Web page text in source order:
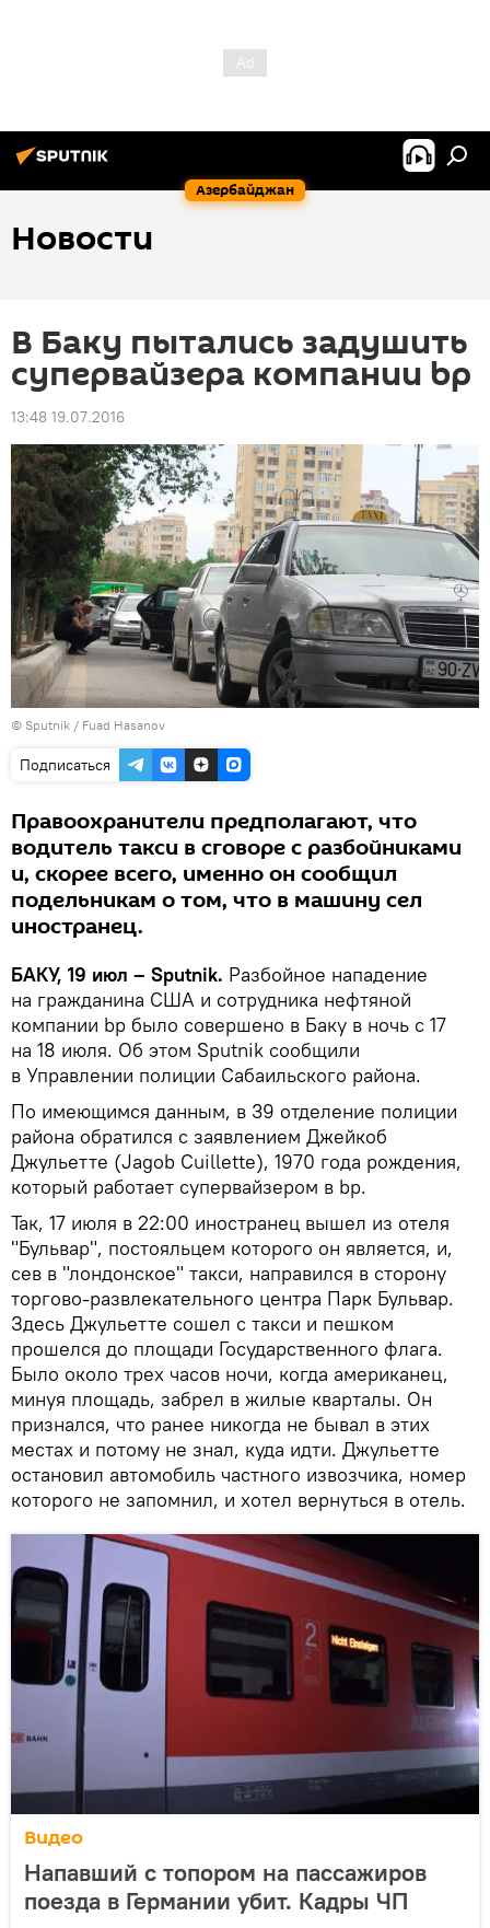
Азербайджан
Новости
В Баку пытались задушить
супервайзера компании bp
13:48 19.07.2016
© Sputnik / Fuad Hasanov
Подписаться
Правоохранители предполагают, что
водитель такси в сговоре с разбойниками
и, скорее всего, именно он сообщил
подельникам о том, что в машину сел
иностранец.
БАКУ, 19 июл – Sputnik. Разбойное нападение
на гражданина США и сотрудника нефтяной
компании bp было совершено в Баку в ночь с 17
на 18 июля. Об этом Sputnik сообщили
в Управлении полиции Сабаильского района.
По имеющимся данным, в 39 отделение полиции
района обратился с заявлением Джейкоб
Джульетте (Jagob Cuillette), 1970 года рождения,
который работает супервайзером в bp.
Так, 17 июля в 22:00 иностранец вышел из отеля
"Бульвар", постояльцем которого он является, и,
сев в "лондонское" такси, направился в сторону
торгово-развлекательного центра Парк Бульвар.
Здесь Джульетте сошел с такси и пешком
прошелся до площади Государственного флага.
Было около трех часов ночи, когда американец,
минуя площадь, забрел в жилые кварталы. Он
признался, что ранее никогда не бывал в этих
местах и потому не знал, куда идти. Джульетте
остановил автомобиль частного извозчика, номер
которого не запомнил, и хотел вернуться в отель.
Видео
Напавший с топором на пассажиров
поезда в Германии убит. Кадры ЧП